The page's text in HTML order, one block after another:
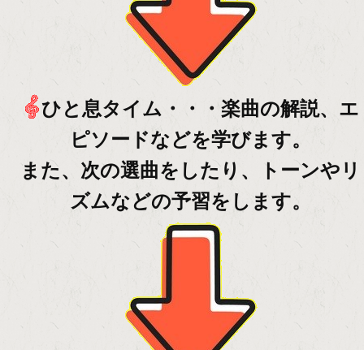
ひと息タイム・・・楽曲の解説、エ
ピソードなどを学びます。
また、次の選曲をしたり、トーンやリ
ズムなどの予習をします。